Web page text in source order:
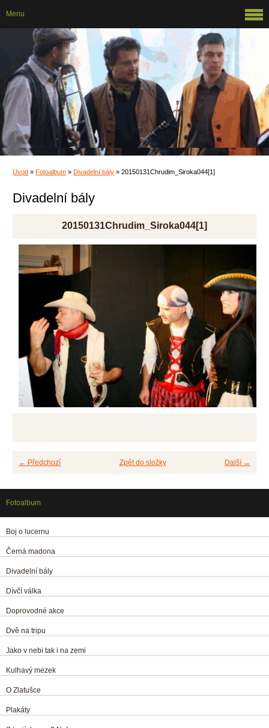
Úvod » Fotoalbum » Divadelní bály » 20150131Chrudim_Siroka044[1]
Divadelní bály
20150131Chrudim_Siroka044[1]
← Předchozí Další →
Zpět do složky
Menu
Fotoalbum
Boj o lucernu
Černá madona
Divadelní bály
Dívčí válka
Doprovodné akce
Dvě na tripu
Jako v nebi tak i na zemi
Kulhavý mezek
O Zlatušce
Plakáty